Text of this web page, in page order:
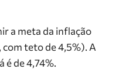
a meta da inflação
com teto de 4,5%). A
é de 4,74%.